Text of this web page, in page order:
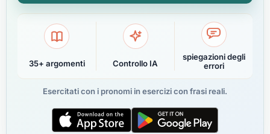
35+ argomenti Controllo IA
spiegazioni degli
errori
Esercitati con i pronomi in esercizi con frasi reali.